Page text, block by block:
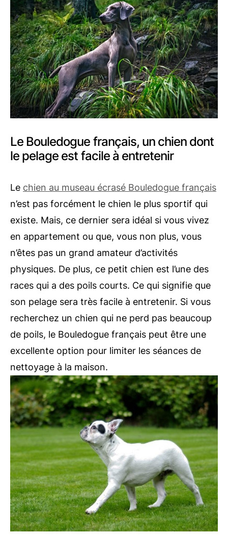
Le Bouledogue français, un chien dont
le pelage est facile à entretenir
Le chien au museau écrasé Bouledogue français
n’est pas forcément le chien le plus sportif qui
existe. Mais, ce dernier sera idéal si vous vivez
en appartement ou que, vous non plus, vous
n’êtes pas un grand amateur d’activités
physiques. De plus, ce petit chien est l’une des
races qui a des poils courts. Ce qui signifie que
son pelage sera très facile à entretenir. Si vous
recherchez un chien qui ne perd pas beaucoup
de poils, le Bouledogue français peut être une
excellente option pour limiter les séances de
nettoyage à la maison.